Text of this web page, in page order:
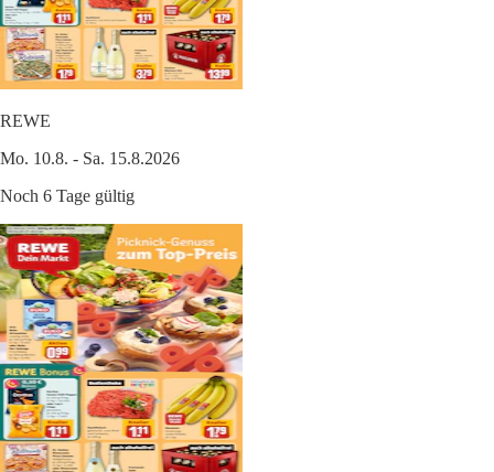
REWE
Mo. 10.8. - Sa. 15.8.2026
Noch 6 Tage gültig